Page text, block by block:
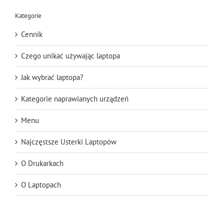
Kategorie
Cennik
Czego unikać używając laptopa
Jak wybrać laptopa?
Kategorie naprawianych urządzeń
Menu
Najczęstsze Usterki Laptopów
O Drukarkach
O Laptopach